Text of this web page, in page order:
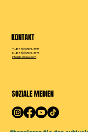
T +886(2) 2972-2696
F +886(2) 2972-2676
info@leamaxx.com
KONTAKT
SOZIALE MEDIEN